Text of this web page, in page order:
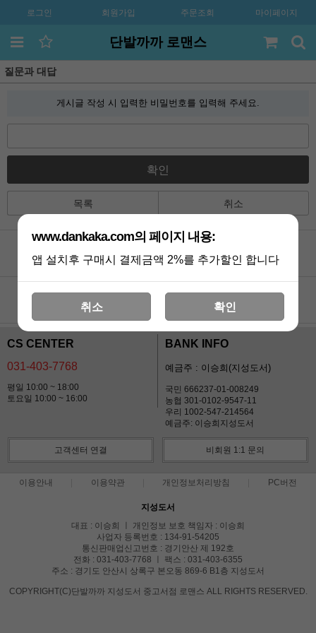
로그인 회원가입 주문조회 마이페이지
단발까까 로맨스
질문과 대답
게시글 작성 시 입력한 비밀번호를 입력해 주세요.
확인
목록 취소
공지사항 카톡상담 Q&A 멤버쉽
VIP 게시판
CS CENTER
031-403-7768
평일 10:00 ~ 18:00
토요일 10:00 ~ 16:00
BANK INFO
예금주 : 이승희(지성도서)
국민 666237-01-008249
농협 301-0102-9547-11
우리 1002-547-214564
예금주: 이승희지성도서
고객센터 연결 비회원 1:1 문의
이용안내 이용약관 개인정보처리방침 PC버전
지성도서
대표 : 이승희 ㅣ 개인정보 보호 책임자 : 이승희
사업자 등록번호 : 134-91-54205
통신판매업신고번호 : 경기안산 제 192호
전화 : 031-403-7768 ㅣ 팩스 : 031-403-6355
주소 : 경기도 안산시 상록구 본오동 869-6 B1층 지성도서
COPYRIGHT(C)단발까까 지성도서 중고서점 로맨스 ALL RIGHTS RESERVED.
www.dankaka.com의 페이지 내용:
앱 설치후 구매시 결제금액 2%를 추가할인 합니다
취소 확인